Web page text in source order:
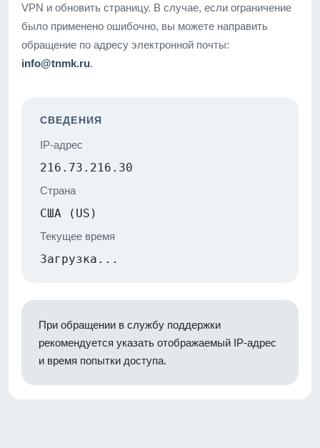
VPN и обновить страницу. В случае, если ограничение
было применено ошибочно, вы можете направить
обращение по адресу электронной почты:
info@tnmk.ru.
СВЕДЕНИЯ
IP-адрес
216.73.216.30
Страна
США (US)
Текущее время
Загрузка...
При обращении в службу поддержки
рекомендуется указать отображаемый IP-адрес
и время попытки доступа.